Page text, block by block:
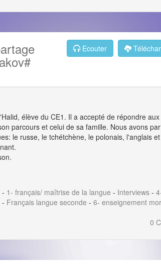
Ecouter
élève du CE1. Il a accepté de répondre
parcours et celui de sa famille. Nous avons
le russe, le tchétchène, le polonais, l'anglais
- 1- français/ maîtrise de la langue - Interviews -
- Français langue seconde -6- enseignement
0